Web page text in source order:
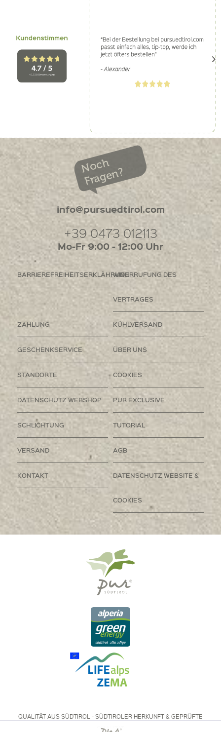
Noch
Fragen?
info@pursuedtirol.com
+39 0473 012113
Mo-Fr 9:00 - 12:00 Uhr
BARRIEREFREIHEITSERKLÄHRUNGWIDERRUFUNG DES
VERTRAGES
ZAHLUNG KÜHLVERSAND
GESCHENKSERVICE ÜBER UNS
STANDORTE COOKIES
DATENSCHUTZ WEBSHOP PUR EXCLUSIVE
SCHLICHTUNG TUTORIAL
VERSAND AGB
KONTAKT DATENSCHUTZ WEBSITE &
COOKIES
QUALITÄT AUS SÜDTIROL - SÜDTIROLER HERKUNFT & GEPRÜFTE
QUALITÄT